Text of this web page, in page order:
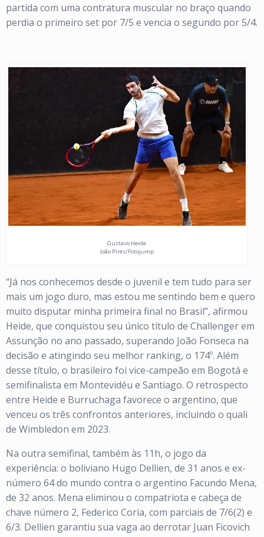
partida com uma contratura muscular no braço quando
perdia o primeiro set por 7/5 e vencia o segundo por 5/4.
Gustavo Heide
João Pires/Fotojump
“Já nos conhecemos desde o juvenil e tem tudo para ser
mais um jogo duro, mas estou me sentindo bem e quero
muito disputar minha primeira final no Brasil”, afirmou
Heide, que conquistou seu único título de Challenger em
Assunção no ano passado, superando João Fonseca na
decisão e atingindo seu melhor ranking, o 174º. Além
desse título, o brasileiro foi vice-campeão em Bogotá e
semifinalista em Montevidéu e Santiago. O retrospecto
entre Heide e Burruchaga favorece o argentino, que
venceu os três confrontos anteriores, incluindo o quali
de Wimbledon em 2023.
Na outra semifinal, também às 11h, o jogo da
experiência: o boliviano Hugo Dellien, de 31 anos e ex-
número 64 do mundo contra o argentino Facundo Mena,
de 32 anos. Mena eliminou o compatriota e cabeça de
chave número 2, Federico Coria, com parciais de 7/6(2) e
6/3. Dellien garantiu sua vaga ao derrotar Juan Ficovich